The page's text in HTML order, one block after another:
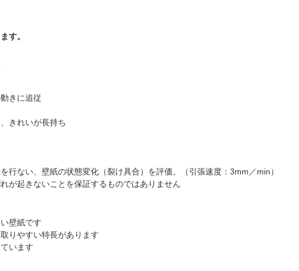
す。
きに追従
きれいが長持ち
行ない、壁紙の状態変化（裂け具合）を評価。（引張速度：3mm／min）
が起きないことを保証するものではありません
壁紙です
りやすい特長があります
います